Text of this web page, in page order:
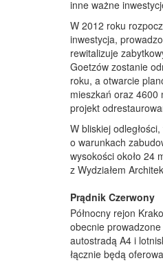
inne ważne
W 2012 roku
inwestycja,
rewitalizuje
Goetzów zostanie
roku, a otwarcie
mieszkań oraz 4600
projekt
W bliskiej
o warunkach
wysokości około 24
z Wydziałem
Prądnik Czerwony
Północny rejon
obecnie
autostradą A4 i
łącznie będą